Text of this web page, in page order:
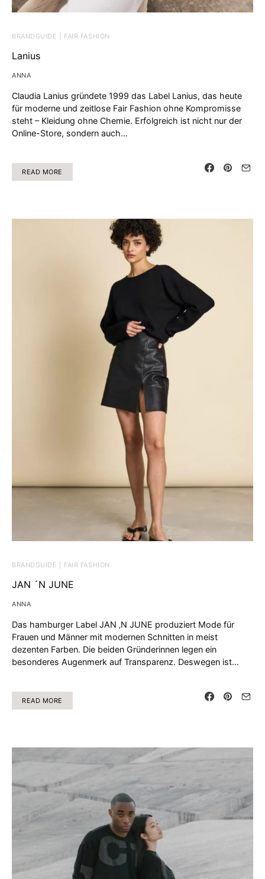
BRANDGUIDE | FAIR FASHION
Lanius
ANNA
Claudia Lanius gründete 1999 das Label Lanius, das heute
für moderne und zeitlose Fair Fashion ohne Kompromisse
steht – Kleidung ohne Chemie. Erfolgreich ist nicht nur der
Online-Store, sondern auch…
READ MORE
BRANDGUIDE | FAIR FASHION
JAN ´N JUNE
ANNA
Das hamburger Label JAN ‚N JUNE produziert Mode für
Frauen und Männer mit modernen Schnitten in meist
dezenten Farben. Die beiden Gründerinnen legen ein
besonderes Augenmerk auf Transparenz. Deswegen ist…
READ MORE